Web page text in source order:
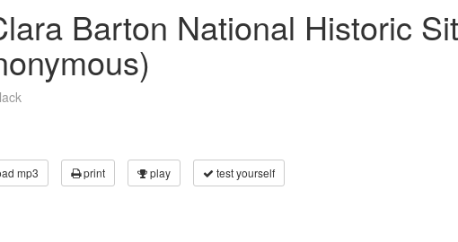
Barton National Historic
lack
mp3 print play test yourself